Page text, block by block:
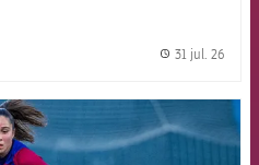
31 jul. 26
FCB Barcelona badge